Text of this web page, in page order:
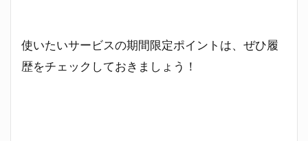
使いたいサービスの期間限定ポイントは、ぜひ履
歴をチェックしておきましょう！